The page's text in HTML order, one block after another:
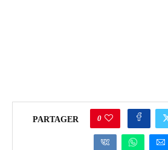
PARTAGER 0